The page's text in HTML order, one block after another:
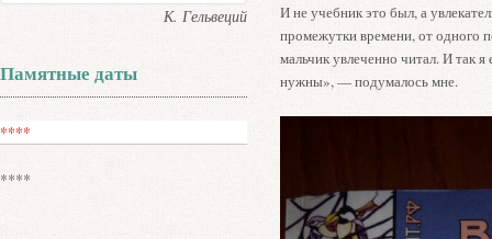
И не учебник это был, а
промежутки времени, от одного
мальчик увлеченно читал. И так
нужны», — подумалось мне.
К. Гельвеций
Памятные даты
****
****